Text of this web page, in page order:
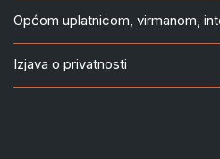
Općom uplatnicom, virmanom,
Izjava o privatnosti